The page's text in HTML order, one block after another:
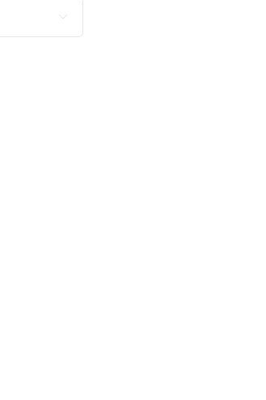
